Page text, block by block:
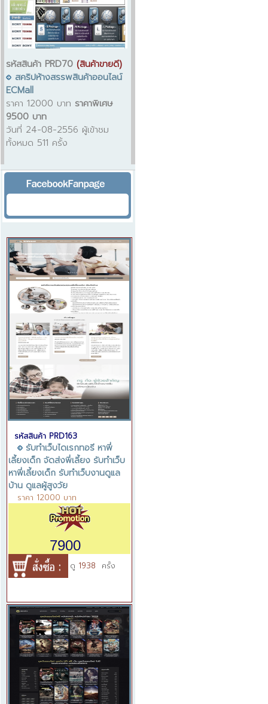
รหัสสินค้า PRD70 (สินค้าขายดี)
สคริปห้างสรรพสินค้าออนไลน์
ECMall
ราคา 12000 บาท ราคาพิเศษ
9500 บาท
วันที่ 24-08-2556 ผู้เข้าชม
ทั้งหมด 511 ครั้ง